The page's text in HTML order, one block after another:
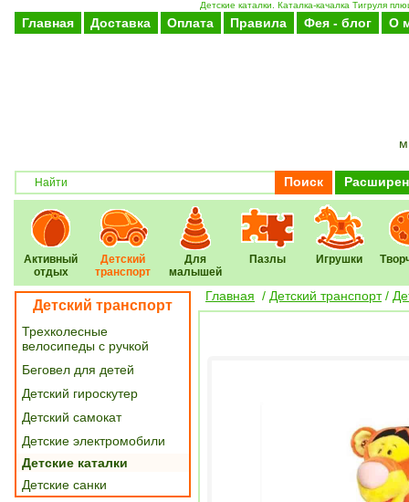
Детские каталки. Каталка-качалка Тигруля
Главная Доставка Оплата Правила Фея - блог О
Поиск
Активный
отдых
Детский
транспорт
Для
малышей
Пазлы Игрушки
Детский транспорт
Трехколесные
велосипеды с ручкой
Беговел для детей
Детский гироскутер
Детский самокат
Детские электромобили
Детские каталки
Детские санки
Главная / Детский транспорт /